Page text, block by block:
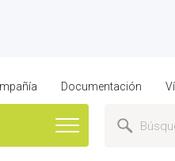
Documentación